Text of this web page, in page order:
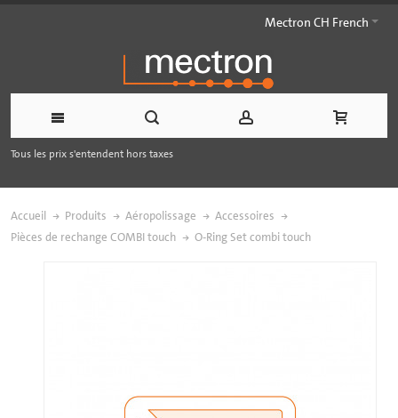
Mectron CH French
Tous les prix s'entendent hors taxes
Accueil Produits Aéropolissage
Accessoires
Pièces de rechange COMBI touch
O-Ring Set combi touch